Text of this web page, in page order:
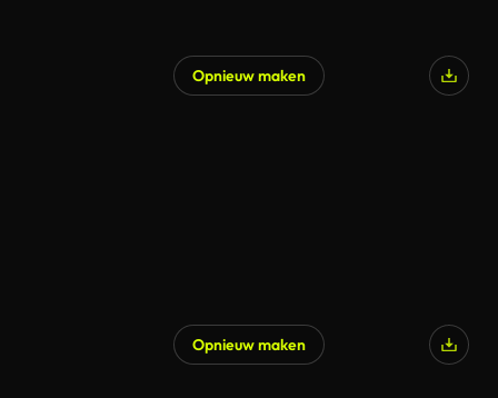
Opnieuw maken
Opnieuw maken